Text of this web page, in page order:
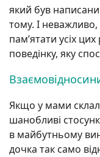
який був
тому. І
пам’ятати усіх
поведінку, яку
Якщо у мами
шанобливі
в майбутньому
дочка так само